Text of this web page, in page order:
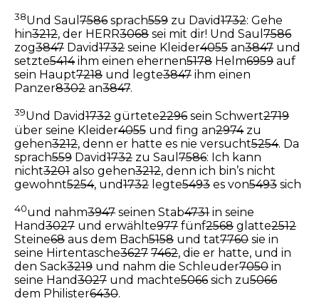
38Und Saul 7586 sprach559 zu David1732: Gehe
hin3212, der HERR3068 sei mit dir! Und Saul 7586
zog3847 David1732 seine Kleider4055 an3847 und
setzte5414ihm einen ehernen5178 Helm6959 auf
sein Haupt7218 und legte3847 ihm einen
Panzer8302 an3847.
39Und David1732 gürtete2296 sein Schwert2719
über seine Kleider4055 und fing an2974zu
gehen3212, denn er hatte es nie versucht5254. Da
sprach559 David1732 zu Saul 7586: Ich kann
nicht3201 also gehen3212, denn ich bin’s nicht
gewohnt5254, und1732 legte5493 es von5493 sich
40und nahm3947 seinen Stab4731 in seine
Hand3027 und erwählte977 fünf2568 glatte2512
Steine68 aus dem Bach5158 und tat7760 sie in
seine Hirtentasche3627 7462, die er hatte, und in
den Sack3219 und nahm die Schleuder7050 in
seine Hand3027 und machte5066 sich zu5066
dem Philister6430.